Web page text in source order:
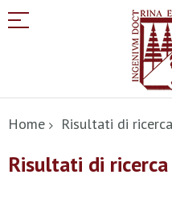
al
contenuto
Home Risultati di
Risultati di